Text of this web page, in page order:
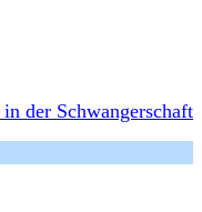
der Schwangerschaft